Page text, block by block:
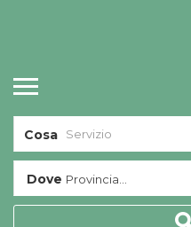
Cosa
Dove Provincia...